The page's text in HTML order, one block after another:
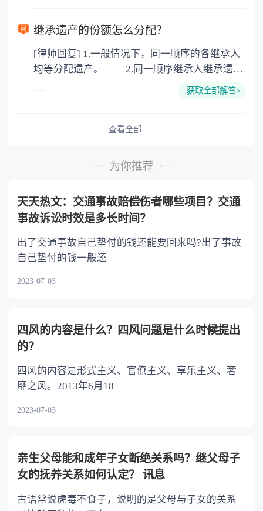
以防对财产继承发生纠纷，可以对遗产继承进行
公证。
继承遗产的份额怎么分配？
[律师回复] 1.一般情况下，同一顺序的各继承人
均等分配遗产。 2.同一顺序继承人继承遗产
或者与被继承人共同生活的继承人，分配遗产
的继承人，不尽扶养义务的，分配遗产时，应当
获取全部解答>
查看全部
为你推荐
天天热文：交通事故赔偿伤者哪些项目？交通
事故诉讼时效是多长时间？
出了交通事故自己垫付的钱还能要回来吗?出了事故
自己垫付的钱一般还
2023-07-03
四风的内容是什么？四风问题是什么时候提出
的？
四风的内容是形式主义、官僚主义、享乐主义、奢
靡之风。2013年6月18
2023-07-03
亲生父母能和成年子女断绝关系吗？继父母子
女的抚养关系如何认定？ 讯息
古语常说虎毒不食子，说明的是父母与子女的关系